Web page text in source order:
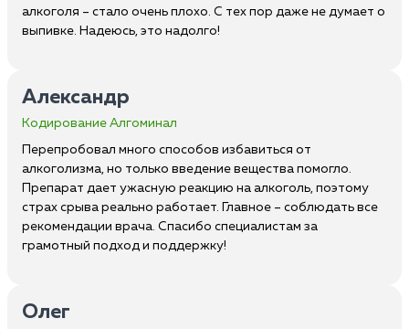
алкоголя – стало очень плохо. С тех пор даже не думает о
выпивке. Надеюсь, это надолго!
Александр
Кодирование Алгоминал
Перепробовал много способов избавиться от
алкоголизма, но только введение вещества помогло.
Препарат дает ужасную реакцию на алкоголь, поэтому
страх срыва реально работает. Главное – соблюдать все
рекомендации врача. Спасибо специалистам за
грамотный подход и поддержку!
Олег